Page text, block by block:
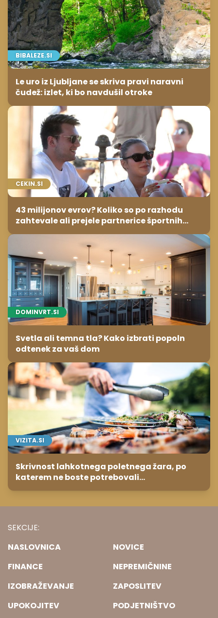
BIBALEZE.SI
Le uro iz Ljubljane se skriva pravi naravni
čudež: izlet, ki bo navdušil otroke
CEKIN.SI
43 milijonov evrov? Koliko so po razhodu
zahtevale ali prejele partnerice športnih
zvezdnikov
DOMINVRT.SI
Svetla ali temna tla? Kako izbrati popoln
odtenek za vaš dom
VIZITA.SI
Skrivnost lahkotnega poletnega žara, po
katerem ne boste potrebovali
popoldanskega spanca
SEKCIJE:
NASLOVNICA
NOVICE
FINANCE
NEPREMIČNINE
IZOBRAŽEVANJE
ZAPOSLITEV
UPOKOJITEV
PODJETNIŠTVO